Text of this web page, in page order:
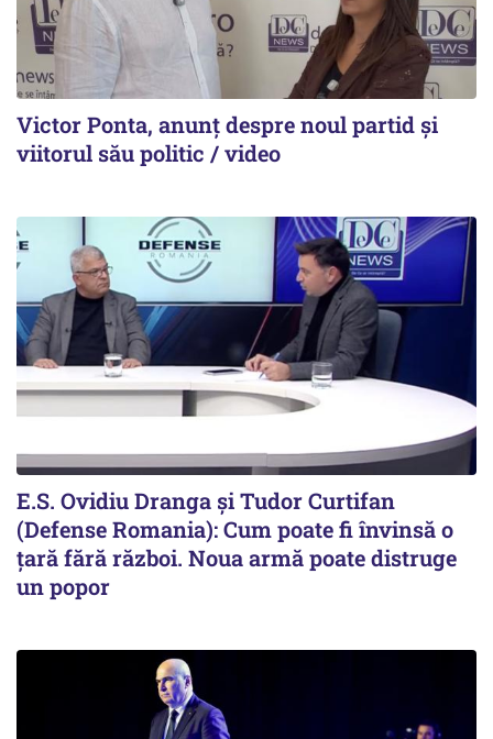
Victor Ponta, anunț despre noul partid și
viitorul său politic / video
E.S. Ovidiu Dranga și Tudor Curtifan
(Defense Romania): Cum poate fi învinsă o
țară fără război. Noua armă poate distruge
un popor